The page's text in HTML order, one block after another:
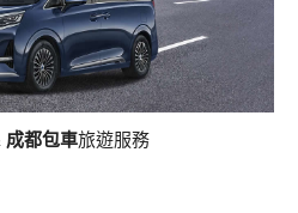
成都包車旅遊服務